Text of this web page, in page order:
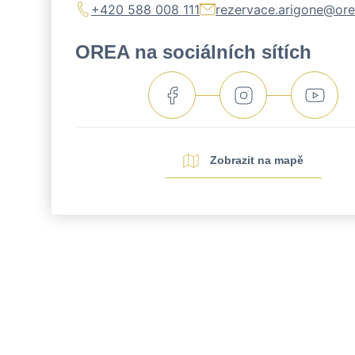
+420 588 008 111
OREA na sociálních sítích
Zobrazit na mapě